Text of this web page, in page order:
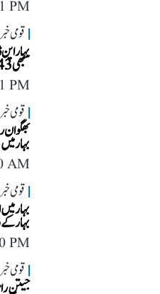
PM
قومی
بہار
سبھی 243 اسمبلی سیٹوں پر اتارے گی امیدوار!
PM
قومی
بھگوان
بہار
AM
قومی
بہار
بہار کے
PM
قومی
جیتن